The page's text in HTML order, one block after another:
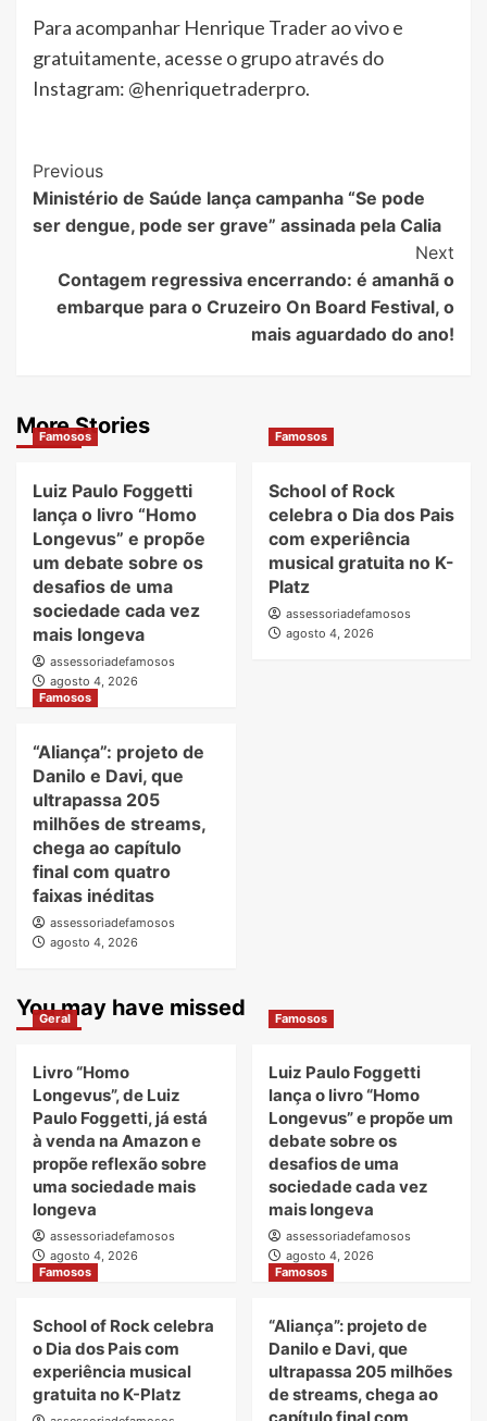
Para acompanhar Henrique Trader ao vivo e
gratuitamente, acesse o grupo através do
Instagram: @henriquetraderpro.
Post
Navigation
Previous
Ministério de Saúde lança campanha “Se pode
ser dengue, pode ser grave” assinada pela Calia
Next
Contagem regressiva encerrando: é amanhã o
embarque para o Cruzeiro On Board Festival, o
mais aguardado do ano!
More Stories
Famosos
Luiz Paulo Foggetti
lança o livro “Homo
Longevus” e propõe
um debate sobre os
desafios de uma
sociedade cada vez
mais longeva
assessoriadefamosos
agosto 4, 2026
Famosos
School of Rock
celebra o Dia dos Pais
com experiência
musical gratuita no K-
Platz
assessoriadefamosos
agosto 4, 2026
Famosos
“Aliança”: projeto de
Danilo e Davi, que
ultrapassa 205
milhões de streams,
chega ao capítulo
final com quatro
faixas inéditas
assessoriadefamosos
agosto 4, 2026
You may have missed
Geral
Livro “Homo
Longevus”, de Luiz
Paulo Foggetti, já está
à venda na Amazon e
propõe reflexão sobre
uma sociedade mais
longeva
assessoriadefamosos
agosto 4, 2026
Famosos
Luiz Paulo Foggetti
lança o livro “Homo
Longevus” e propõe um
debate sobre os
desafios de uma
sociedade cada vez
mais longeva
assessoriadefamosos
agosto 4, 2026
Famosos
School of Rock celebra
o Dia dos Pais com
experiência musical
gratuita no K-Platz
Famosos
“Aliança”: projeto de
Danilo e Davi, que
ultrapassa 205 milhões
de streams, chega ao